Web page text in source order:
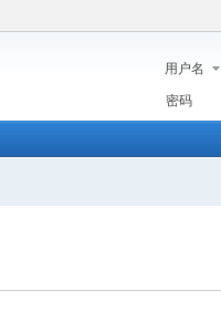
用户名
密码